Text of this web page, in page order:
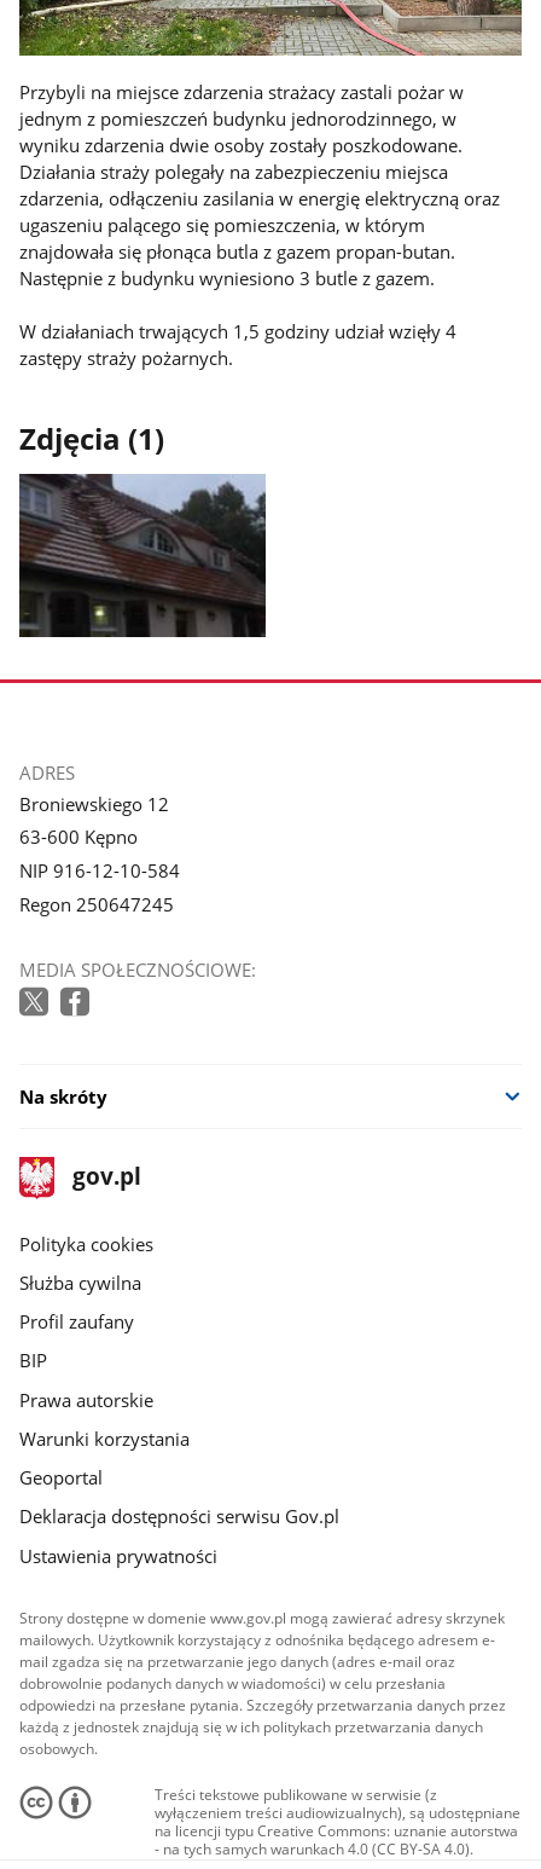
Przybyli na miejsce zdarzenia strażacy zastali pożar w
jednym z pomieszczeń budynku jednorodzinnego, w
wyniku zdarzenia dwie osoby zostały poszkodowane.
Działania straży polegały na zabezpieczeniu miejsca
zdarzenia, odłączeniu zasilania w energię elektryczną oraz
ugaszeniu palącego się pomieszczenia, w którym
znajdowała się płonąca butla z gazem propan-butan.
Następnie z budynku wyniesiono 3 butle z gazem.
W działaniach trwających 1,5 godziny udział wzięły 4
zastępy straży pożarnych.
Zdjęcia (1)
zdjęcie
stopka
ADRES
Broniewskiego 12
63-600 Kępno
NIP 916-12-10-584
Regon 250647245
MEDIA SPOŁECZNOŚCIOWE:
Na skróty
stopka
gov.pl
Strona
gov.pl
gov.pl
Polityka cookies
Służba cywilna
Profil zaufany
BIP
Prawa autorskie
Warunki korzystania
Geoportal
Deklaracja dostępności serwisu Gov.pl
Ustawienia prywatności
Strony dostępne w domenie www.gov.pl mogą zawierać adresy skrzynek
mailowych. Użytkownik korzystający z odnośnika będącego adresem e-
mail zgadza się na przetwarzanie jego danych (adres e-mail oraz
dobrowolnie podanych danych w wiadomości) w celu przesłania
odpowiedzi na przesłane pytania. Szczegóły przetwarzania danych przez
każdą z jednostek znajdują się w ich politykach przetwarzania danych
osobowych.
Treści tekstowe publikowane w serwisie (z
wyłączeniem treści audiowizualnych), są udostępniane
na licencji typu Creative Commons: uznanie autorstwa
- na tych samych warunkach 4.0 (CC BY-SA 4.0).